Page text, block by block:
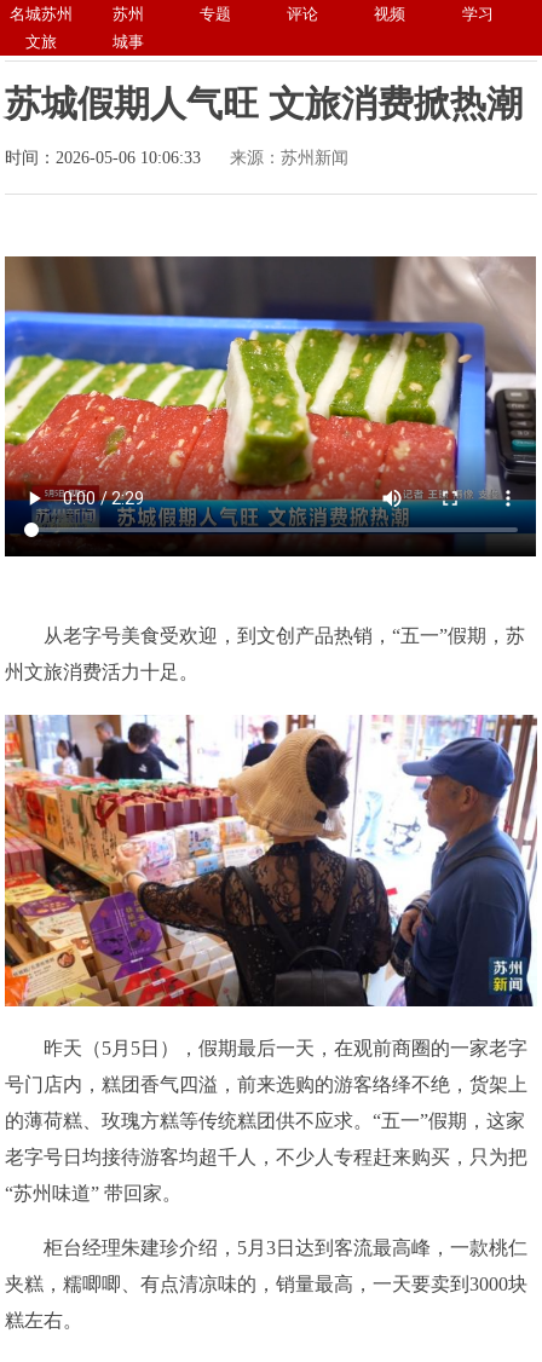
名城苏州 苏州 专题 评论 视频
学习
文旅
城事
苏城假期人气旺 文旅消费掀热潮
时间：2026-05-06 10:06:33 来源：苏州新闻
从老字号美食受欢迎，到文创产品热销，“五一”假期，苏
州文旅消费活力十足。
昨天（5月5日），假期最后一天，在观前商圈的一家老字
号门店内，糕团香气四溢，前来选购的游客络绎不绝，货架上
的薄荷糕、玫瑰方糕等传统糕团供不应求。“五一”假期，这家
老字号日均接待游客均超千人，不少人专程赶来购买，只为把
“苏州味道” 带回家。
柜台经理朱建珍介绍，5月3日达到客流最高峰，一款桃仁
夹糕，糯唧唧、有点清凉味的，销量最高，一天要卖到3000块
糕左右。